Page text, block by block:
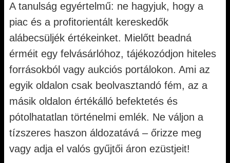
A tanulság egyértelmű: ne hagyjuk, hogy a
piac és a profitorientált kereskedők
alábecsüljék értékeinket. Mielőtt beadná
érméit egy felvásárlóhoz, tájékozódjon hiteles
forrásokból vagy aukciós portálokon. Ami az
egyik oldalon csak beolvasztandó fém, az a
másik oldalon értékálló befektetés és
pótolhatatlan történelmi emlék. Ne váljon a
tízszeres haszon áldozatává – őrizze meg
vagy adja el valós gyűjtői áron ezüstjeit!